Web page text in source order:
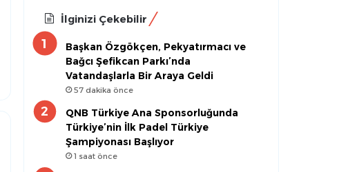
İlginizi Çekebilir
Başkan Özgökçen, Pekyatırmacı ve
Bağcı Şefikcan Parkı’nda
Vatandaşlarla Bir Araya Geldi
57 dakika önce
QNB Türkiye Ana Sponsorluğunda
Türkiye’nin İlk Padel Türkiye
Şampiyonası Başlıyor
1 saat önce